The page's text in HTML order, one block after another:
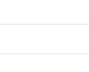
ut 629 Mkr till
jan-sep (9 mån) Helår
1 275 1 219
1 588